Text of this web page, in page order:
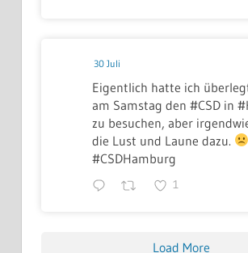
30 Juli
Eigentlich hatte ich
am Samstag den #CSD in
zu besuchen, aber
die Lust und Laune dazu.
#CSDHamburg
1
Load More